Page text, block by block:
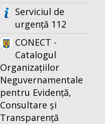
Serviciul de
urgență 112
CONECT -
Catalogul
Organizațiilor
Neguvernamentale
pentru Evidență,
Consultare și
Transparență